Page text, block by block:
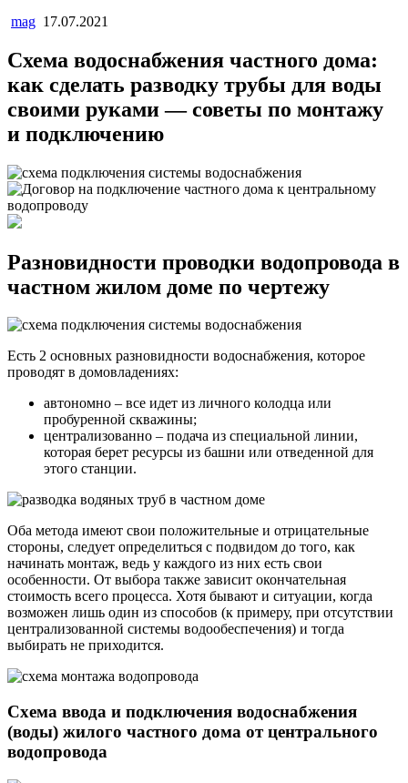
mag 17.07.2021
Схема водоснабжения частного дома:
как сделать разводку трубы для воды
своими руками — советы по монтажу
и подключению
Разновидности проводки водопровода в
частном жилом доме по чертежу
Есть 2 основных разновидности водоснабжения, которое
проводят в домовладениях:
автономно – все идет из личного колодца или
пробуренной скважины;
централизованно – подача из специальной линии,
которая берет ресурсы из башни или отведенной для
этого станции.
Оба метода имеют свои положительные и отрицательные
стороны, следует определиться с подвидом до того, как
начинать монтаж, ведь у каждого из них есть свои
особенности. От выбора также зависит окончательная
стоимость всего процесса. Хотя бывают и ситуации, когда
возможен лишь один из способов (к примеру, при отсутствии
централизованной системы водообеспечения) и тогда
выбирать не приходится.
Схема ввода и подключения водоснабжения
(воды) жилого частного дома от центрального
водопровода